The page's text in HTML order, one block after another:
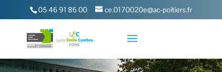
05 46 91 86 00 ce.0170020e@ac-poitiers.fr